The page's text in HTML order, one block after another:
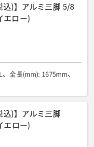
込)】アルミ三脚 5/8
エロー)
全長(mm): 1675mm
込)】アルミ三脚
エロー)